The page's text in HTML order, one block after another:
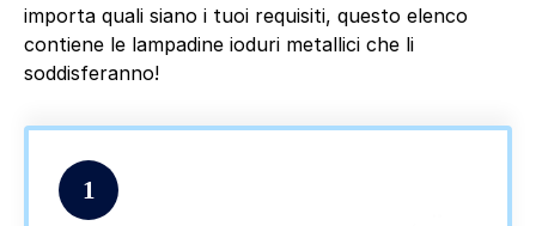
importa quali siano i tuoi requisiti, questo elenco
contiene le lampadine ioduri metallici che li
soddisferanno!
1